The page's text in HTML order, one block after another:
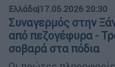
Ελλάδα|17.05.2026 20:30
Συναγερμός στην
από πεζογέφυρα -
σοβαρά στα πόδια